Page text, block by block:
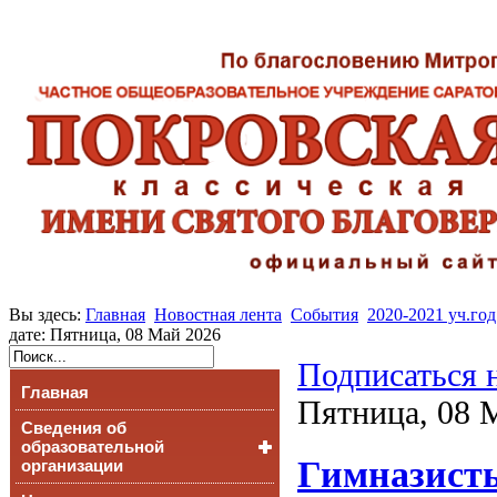
Вы здесь: Главная Новостная лента События 2020-2021 уч.год
дате: Пятница, 08 Май 2026
Главная
Сведения об
образовательной
организации
Подписаться
Пятница, 08